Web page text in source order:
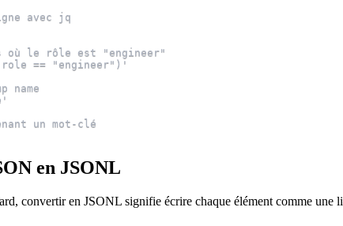
avec jq
où le rôle est "engineer"
== "engineer")'
name
un mot-clé
en JSONL
convertir en JSONL signifie écrire chaque élément comme une